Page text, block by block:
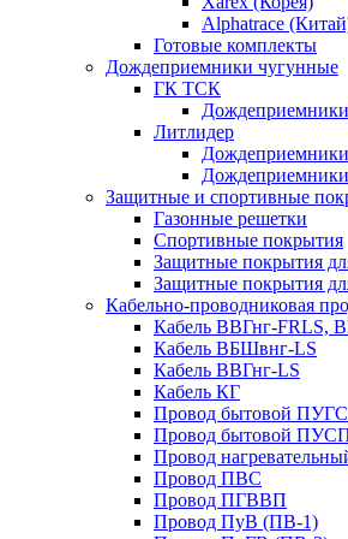
Alphatrace
Готовые комплекты
Дождеприемники чугунные
ГК ТСК
Литлидер
Дождеприемники
Защитные и спортивные
Газонные решетки
Спортивные покрытия
Защитные покрытия
Защитные покрытия
Кабельно-проводниковая
Кабель ВВГнг-FRLS,
Кабель ВБШвнг-LS
Кабель ВВГнг-LS
Кабель КГ
Провод бытовой
Провод бытовой
Провод
Провод ПВС
Провод ПГВВП
Провод ПуВ (ПВ-1)